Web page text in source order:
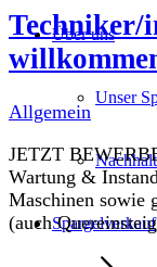
Über uns
Unser
Spargelverkauf
Techniker/
Allgemein
JETZT
Wartung &
Maschinen sowie
(auch